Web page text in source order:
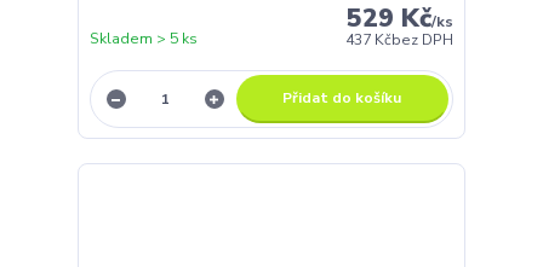
529 Kč/ks
437 Kčbez DPH
Skladem > 5 ks
Přidat do košíku